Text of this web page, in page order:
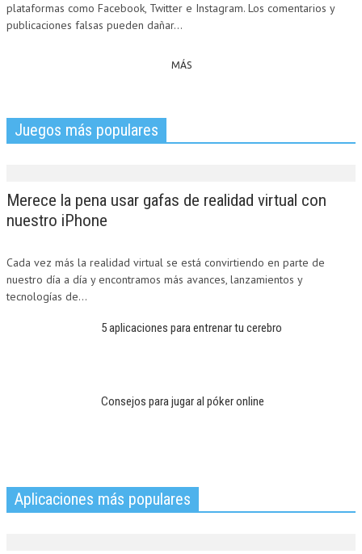
plataformas como Facebook, Twitter e Instagram. Los comentarios y
publicaciones falsas pueden dañar...
MÁS
Juegos más populares
Merece la pena usar gafas de realidad virtual con
nuestro iPhone
Cada vez más la realidad virtual se está convirtiendo en parte de
nuestro día a día y encontramos más avances, lanzamientos y
tecnologías de...
5 aplicaciones para entrenar tu cerebro
Consejos para jugar al póker online
Aplicaciones más populares